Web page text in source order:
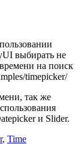
выбирать не
на поиск
timepicker/
так же
и Slider.
, Time